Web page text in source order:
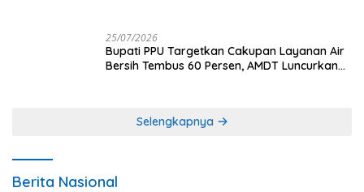
25/07/2026
Bupati PPU Targetkan Cakupan Layanan Air
Bersih Tembus 60 Persen, AMDT Luncurkan
Selengkapnya
Berita Nasional